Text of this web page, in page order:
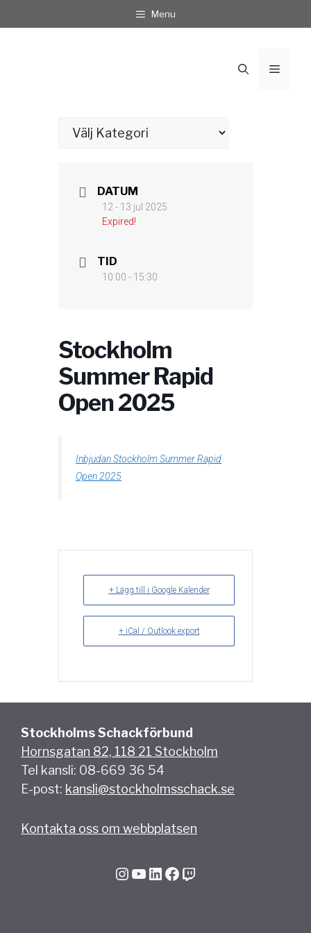
till
Menu
Meny
DATUM
12 - 13 jul 2025
Expired!
TID
10:00 - 15:30
Stockholm
Summer Rapid
Open 2025
Inbjudan Stockholm Summer Rapid
Open 2025
+ Lägg till i Google Kalender
+ iCal / Outlook export
Stockholms Schackförbund
Hornsgatan 82, 118 21 Stockholm
Tel kansli: 08-669 36 54
E-post: kansli@stockholmsschack.se
Kontakta oss om webbplatsen
InstagramYouTube LinkedIn Facebook Twitch